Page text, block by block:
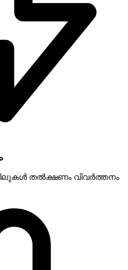
തൽക്ഷണം വിവർത്തനം